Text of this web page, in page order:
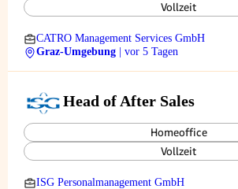
Vollzeit
CATRO Management Services GmbH
Graz-Umgebung
| vor 5 Tagen
Head of After Sales
Homeoffice
Vollzeit
ISG Personalmanagement GmbH